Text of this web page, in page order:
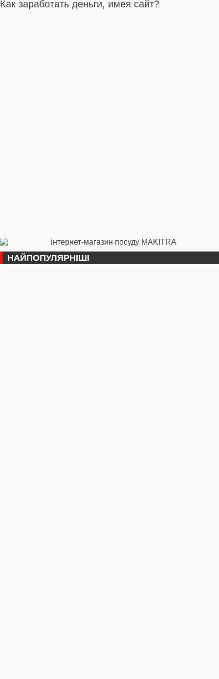
Как заработать деньги, имея сайт?
НАЙПОПУЛЯРНІШІ